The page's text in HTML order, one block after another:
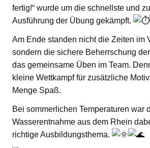
fertig!“ wurde um die schnellste und
Ausführung der Übung gekämpft.
Am Ende standen nicht die Zeiten im
sondern die sichere Beherrschung
das gemeinsame Üben im Team.
kleine Wettkampf für zusätzliche
Menge Spaß.
Bei sommerlichen Temperaturen war
Wasserentnahme aus dem Rhein
richtige Ausbildungsthema.